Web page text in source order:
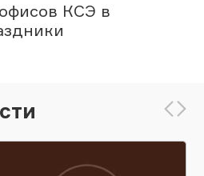
КСЭ в